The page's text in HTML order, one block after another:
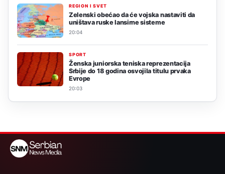
REGION I SVET
Zelenski obećao da će vojska nastaviti da
uništava ruske lansirne sisteme
20:04
SPORT
Ženska juniorska teniska reprezentacija
Srbije do 18 godina osvojila titulu prvaka
Evrope
20:03